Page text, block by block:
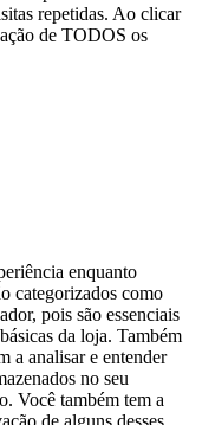
repetidas. Ao clicar
de TODOS os
enquanto
categorizados como
pois são essenciais
da loja. Também
a analisar e entender
no seu
Você também tem a